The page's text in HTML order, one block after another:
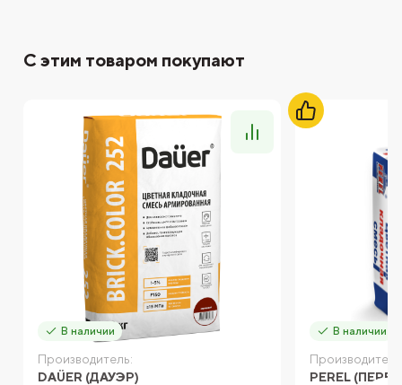
С этим товаром покупают
В наличии
Производитель:
DAÜER (ДАУЭР)
В наличии
PEREL